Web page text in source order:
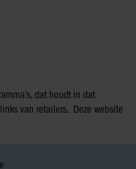
dat houdt in dat
van retailers. Deze website